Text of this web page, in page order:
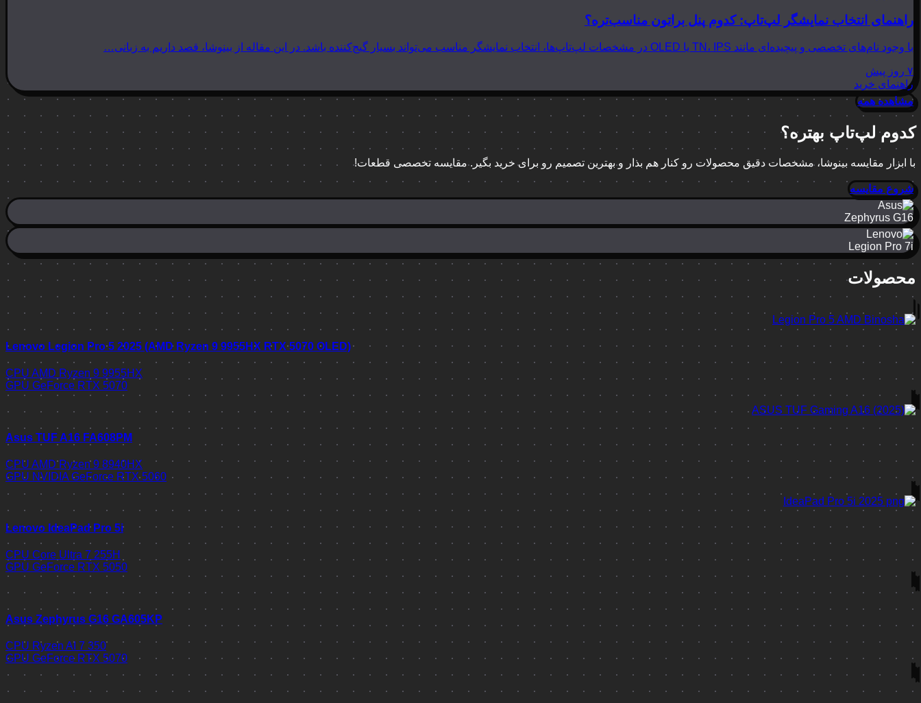
راهنمای انتخاب نمایشگر لپ‌تاپ: کدوم پنل براتون مناسب‌تره؟
با وجود نام‌های تخصصی و پیچیده‌ای مانند TN، IPS یا OLED در مشخصات لپ‌تاپ‌ها، انتخاب نمایشگر مناسب می‌تواند بسیار گیج‌کننده باشد. در این مقاله از بینوشا، قصد داریم به زبانی…
۷ روز پیش
راهنمای خرید
مشاهده همه
کدوم لپ‌تاپ بهتره؟
با ابزار مقایسه بینوشا، مشخصات دقیق محصولات رو کنار هم بذار و بهترین تصمیم رو برای خرید بگیر. مقایسه تخصصی قطعات!
شروع مقایسه
Zephyrus G16
Legion Pro 7i
محصولات
Lenovo Legion Pro 5 2025 (AMD Ryzen 9 9955HX RTX 5070 OLED)
CPU AMD Ryzen 9 9955HX
GPU GeForce RTX 5070
Asus TUF A16 FA608PM
CPU AMD Ryzen 9 8940HX
GPU NVIDIA GeForce RTX 5060
Lenovo IdeaPad Pro 5i
CPU Core Ultra 7 255H
GPU GeForce RTX 5050
Asus Zephyrus G16 GA605KP
CPU Ryzen AI 7 350
GPU GeForce RTX 5070